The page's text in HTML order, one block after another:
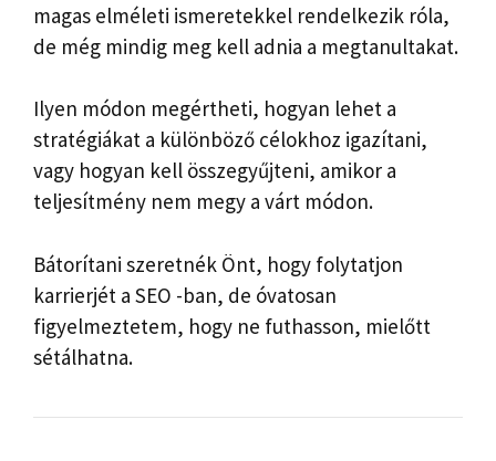
magas elméleti ismeretekkel rendelkezik róla,
de még mindig meg kell adnia a megtanultakat.
Ilyen módon megértheti, hogyan lehet a
stratégiákat a különböző célokhoz igazítani,
vagy hogyan kell összegyűjteni, amikor a
teljesítmény nem megy a várt módon.
Bátorítani szeretnék Önt, hogy folytatjon
karrierjét a SEO -ban, de óvatosan
figyelmeztetem, hogy ne futhasson, mielőtt
sétálhatna.